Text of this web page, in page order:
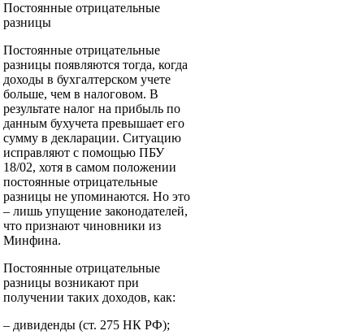
Постоянные отрицательные
разницы
Постоянные отрицательные
разницы появляются тогда, когда
доходы в бухгалтерском учете
больше, чем в налоговом. В
результате налог на прибыль по
данным бухучета превышает его
сумму в декларации. Ситуацию
исправляют с помощью ПБУ
18/02, хотя в самом положении
постоянные отрицательные
разницы не упоминаются. Но это
– лишь упущение законодателей,
что признают чиновники из
Минфина.
Постоянные отрицательные
разницы возникают при
получении таких доходов, как:
– дивиденды (ст. 275 НК РФ);